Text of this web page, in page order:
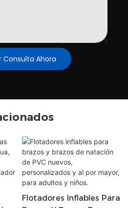
Consulta Ahora
Flotadores Inflables Para